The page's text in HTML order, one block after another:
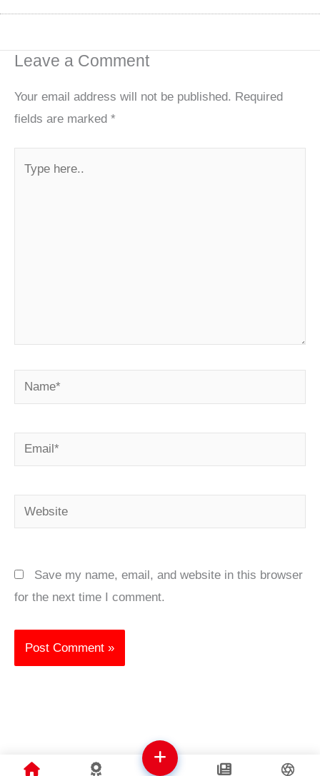
Leave a Comment
Your email address will not be published. Required
fields are marked *
Name*
Email*
Website
Save my name, email, and website in this browser
for the next time I comment.